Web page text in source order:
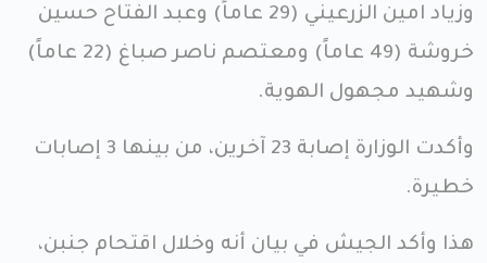
وزياد امين الزرعيني (29 عاماً) وعبد الفتاح حسين
خروشة (49 عاماً) ومعتصم ناصر صباغ (22 عاماً)
وشهيد مجهول الهوية.
وأكدت الوزارة إصابة 23 آخرين، من بينها 3 إصابات
خطيرة.
هذا وأكد الجيش في بيان أنه وخلال اقتحام جنبن،